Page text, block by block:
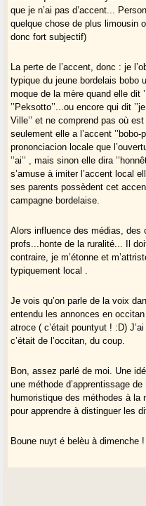
que je n’ai pas d’accent...
quelque chose de plus limousin
donc fort subjectif)
La perte de l’accent, donc : je
typique du jeune bordelais bobo
moque de la mère quand elle dit
’’Peksotto’’...ou encore qui dit
Ville’’ et ne comprend pas où
seulement elle a l’accent ’’bobo-
prononciacion locale que
’’ai’’ , mais sinon elle dira
s’amuse à imiter l’accent local
ses parents possèdent cet
campagne bordelaise.
Alors influence des médias, des
profs...honte de la ruralité... Il
contraire, je m’étonne et
typiquement local .
Je vois qu’on parle de la voix
entendu les annonces en
atroce ( c’était pountyut ! :D)
c’était de l’occitan, du coup.
Bon, assez parlé de moi. Une
une méthode d’apprentissage de
humoristique des méthodes à la
pour apprendre à distinguer les
Boune nuyt é belèu à dimenche !